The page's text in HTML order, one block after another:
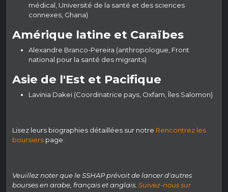
médical, Université de la santé et des sciences
connexes, Ghana)
Amérique latine et Caraïbes
Alexandre Branco-Pereira (anthropologue, Front
national pour la santé des migrants)
Asie de l'Est et Pacifique
Lavinia Dakei (Coordinatrice pays, Oxfam, Îles Salomon)
Lisez leurs biographies détaillées sur notre Rencontrez les
boursiers page.
Veuillez noter que le SSHAP prévoit de lancer d'autres
bourses en arabe, français et anglais. Suivez-nous sur